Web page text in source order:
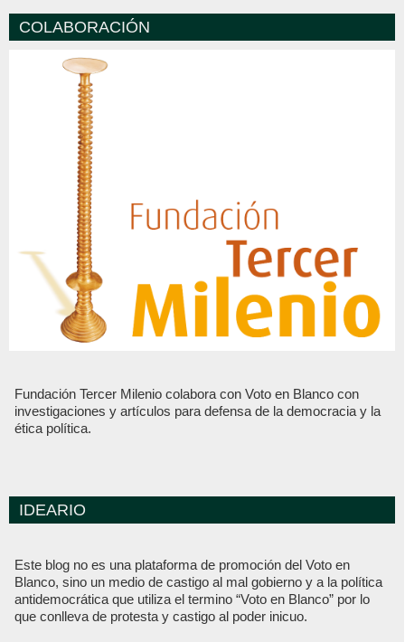
COLABORACIÓN
Fundación Tercer Milenio colabora con Voto en Blanco con
investigaciones y artículos para defensa de la democracia y la
ética política.
IDEARIO
Este blog no es una plataforma de promoción del Voto en
Blanco, sino un medio de castigo al mal gobierno y a la política
antidemocrática que utiliza el termino “Voto en Blanco” por lo
que conlleva de protesta y castigo al poder inicuo.